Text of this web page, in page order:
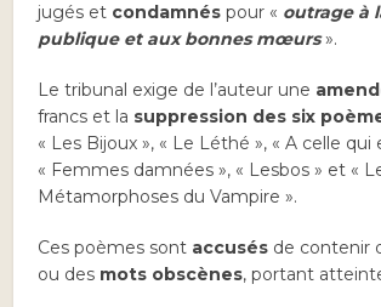
jugés et condamnés pour « outrage à
publique et aux bonnes mœurs».
Le tribunal exige de l’auteur une
francs et la suppression des six
« Les Bijoux », « Le Léthé », « A celle
« Femmes damnées », « Lesbos » et «
Métamorphoses du Vampire ».
Ces poèmes sont accusés de contenir
ou des mots obscènes, portant